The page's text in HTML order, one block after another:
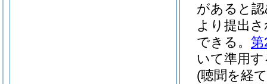
があると
より提出
できる。 第
いて準用
(聴聞を経